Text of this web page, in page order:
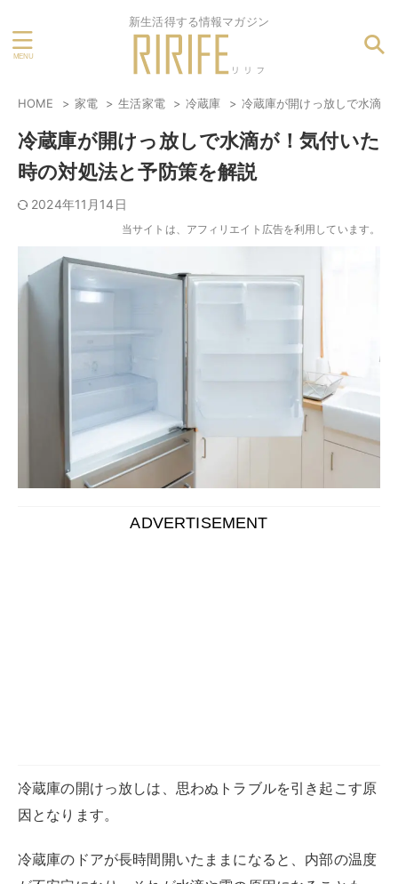
新生活得する情報マガジン
HOME 家電 生活家電 冷蔵庫 冷蔵庫が開けっ放しで水滴
冷蔵庫が開けっ放しで水滴が！気付いた
時の対処法と予防策を解説
2024年11月14日
当サイトは、アフィリエイト広告を利用しています。
冷蔵庫の開けっ放しは、思わぬトラブルを引き起こす原
な問題とその対処法、さらには予防策について詳しく解
説します。
冷蔵庫をつい開けっ放しにしてしまうという方は、ぜひ